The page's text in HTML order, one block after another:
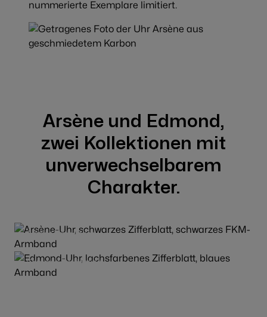
nummerierte Exemplare limitiert.
Arsène und Edmond,
zwei Kollektionen mit
unverwechselbarem
Charakter.
Arsène Entdecken
Edmond Entdecken